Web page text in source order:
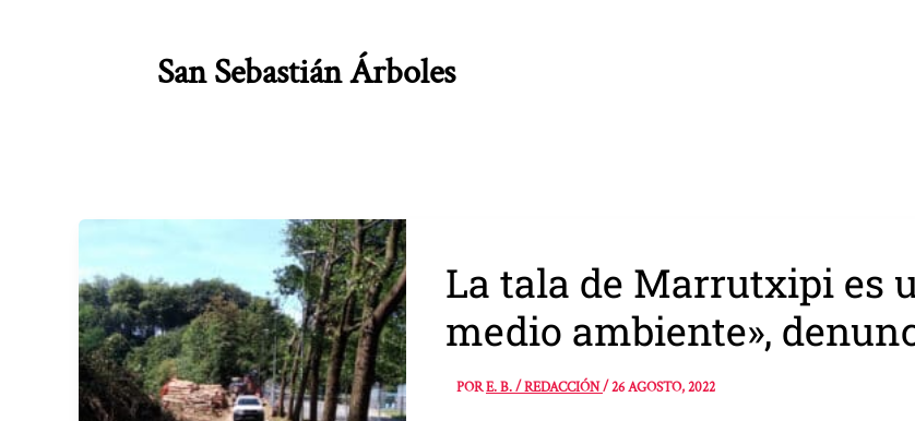
San Sebastián Árboles
La tala de Marrutxipi es
medio ambiente»,
PORE. B. / REDACCIÓN/26 AGOSTO, 2022